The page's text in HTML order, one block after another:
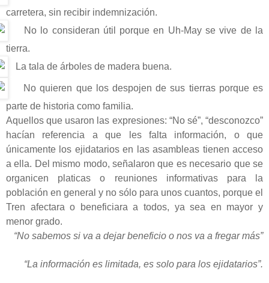
carretera, sin recibir indemnización.
No lo consideran útil porque en Uh-May se vive de la
tierra.
La tala de árboles de madera buena.
No quieren que los despojen de sus tierras porque es
parte de historia como familia.
Aquellos que usaron las expresiones: “No sé”, “desconozco”
hacían referencia a que les falta información, o que
únicamente los ejidatarios en las asambleas tienen acceso
a ella. Del mismo modo, señalaron que es necesario que se
organicen platicas o reuniones informativas para la
población en general y no sólo para unos cuantos, porque el
Tren afectara o beneficiara a todos, ya sea en mayor y
menor grado.
“No sabemos si va a dejar beneficio o nos va a fregar más”
“La información es limitada, es solo para los ejidatarios”.